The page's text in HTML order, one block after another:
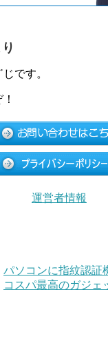
です。
運営者情報
パソコンに指紋認証
コスパ最高のガジェ